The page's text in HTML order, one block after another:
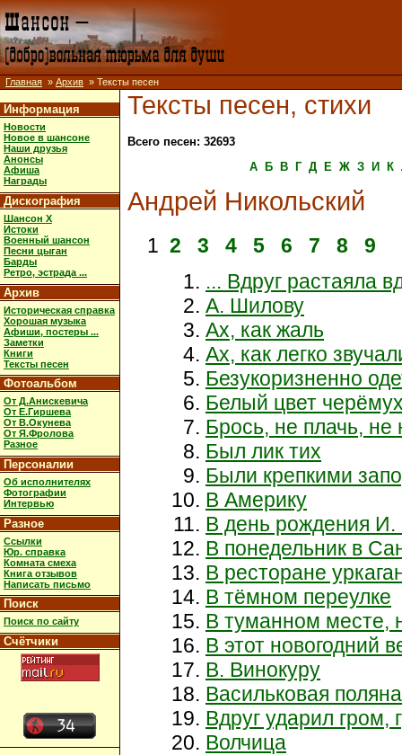
Главная » Архив » Тексты песен
Информация
Новости
Новое в шансоне
Наши друзья
Анонсы
Афиша
Награды
Дискография
Шансон X
Истоки
Военный шансон
Песни цыган
Барды
Ретро, эстрада ...
Архив
Историческая справка
Хорошая музыка
Афиши, постеры ...
Заметки
Книги
Тексты песен
Фотоальбом
От Д.Анискевича
От Е.Гиршева
От В.Окунева
От Я.Фролова
Разное
Персоналии
Об исполнителях
Фотографии
Интервью
Разное
Ссылки
Юр. справка
Комната смеха
Книга отзывов
Написать письмо
Поиск
Поиск по сайту
Счётчики
Тексты песен, стихи
Всего песен: 32693
А
Б В Г Д Е Ж З И К
Андрей Никольский
1 2 3 4 5 6 7 8
9
... Вдруг растаяла
А. Шилову
Ах, как жаль
Ах, как легко
Безукоризненно
Белый цвет
Брось, не плачь, не
Был лик тих
Были крепкими
В Америку
В день рождения И.
В понедельник в
В ресторане
В тёмном переулке
В туманном месте,
В этот новогодний
В. Винокуру
Васильковая поляна
Вдруг ударил гром,
Волчица